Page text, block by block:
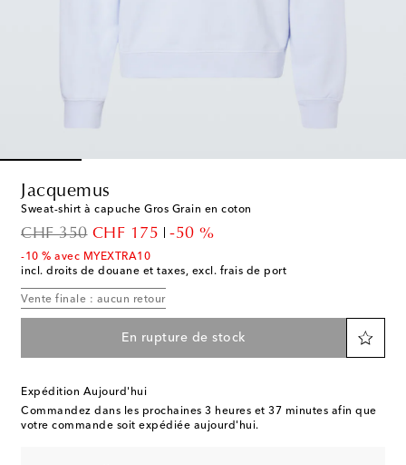
Jacquemus
Sweat-shirt à capuche Gros Grain en coton
CHF 350
original priceCHF 175
discount price
-50 %
-10 % avec MYEXTRA10
incl. droits de douane et taxes, excl. frais de port
Vente finale : aucun retour
En rupture de stock
Expédition Aujourd'hui
Commandez dans les prochaines 3 heures et 37 minutes afin que
votre commande soit expédiée aujourd'hui.